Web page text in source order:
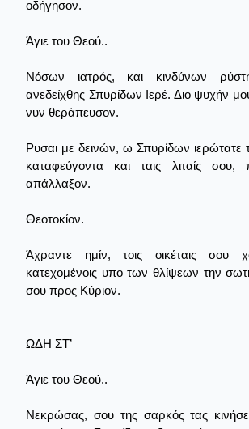
οδήγησον.
Άγιε του Θεού..
Νόσων ιατρός, και κινδύνων
ανεδείχθης Σπυρίδων Ιερέ. Διο ψυχήν
νυν θεράπευσον.
Ρυσαι με δεινών, ω Σπυρίδων ιερώτατε
καταφεύγοντα και ταις λιταίς σου,
απάλλαξον.
Θεοτοκίον.
Άχραντε ημίν, τοις οικέταις σου
κατεχομένοις υπο των θλίψεων την
σου προς Κύριον.
ΩΔΗ ΣΤ’
Άγιε του Θεού..
Νεκρώσας, σου της σαρκός τας